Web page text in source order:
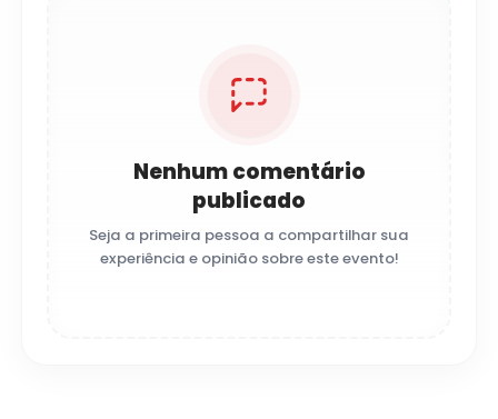
Nenhum comentário
publicado
Seja a primeira pessoa a compartilhar sua
experiência e opinião sobre este evento!